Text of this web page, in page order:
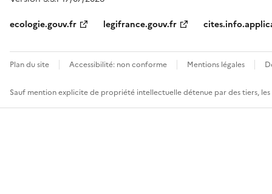
ecologie.gouv.fr
legifrance.gouv.fr
Plan du site Accessibilité: non conforme Mentions légales
Sauf mention explicite de propriété intellectuelle détenue par des tiers,